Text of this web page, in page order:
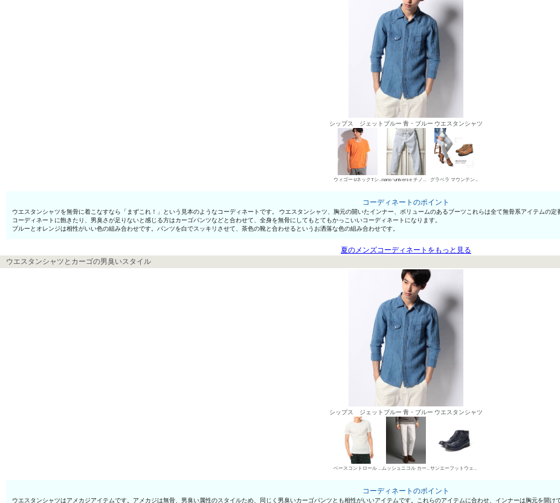
シップス ジェットブルー 青・ブルー ウエスタンシャツ
ウィゴー UネックTシャツ nano･universe チノパン・綿パン グラベラ マウンテンブーツ
コーディネートのポイント
ウエスタンシャツを無骨に着こなすなら「まずこれ！」という見本のようなコーディネートです。 ウエスタンシャツ、胸元の開いたインナー、ボリュームのあるブーツこれらは全て無骨系アイテムの
コーディネートに飽きたり、男臭さが足りないと感じる方はカーゴパンツなどと合わせて、全身を無骨にしてもとてもかっこいいコーディネートになります。
ブルーとオレンジは相性がいい色の組み合わせです。パンツを白でスッキリさせて、茶色の靴と合わせるというお洒落な色の組み合わせです。
夏のメンズコーディネートをもっと見る
ウエスタンシャツとカーゴの男臭いスタイル
シップス ジェットブルー 青・ブルー ウエスタンシャツ
ベースコントロール ヘンリーネックTシャツ ムッシュニコル カーゴパンツ サンエーフットウェア ワークブーツ
コーディネートのポイント
ウエスタンシャツはアメカジアイテムです。アメカジは無骨、男臭い属性のスタイルため、同じく男臭いカーゴパンツとも相性がいいアイテムです。これらのアイテムに合わせ、インナーは胸元を開